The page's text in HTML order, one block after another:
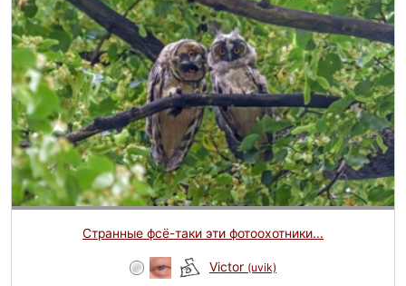
Странные фсё-таки эти фотоохотники...
Victor (uvik)